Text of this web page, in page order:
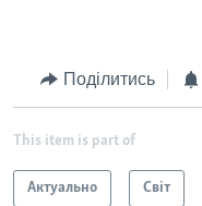
Поділитись
This item is part of
Актуально Світ